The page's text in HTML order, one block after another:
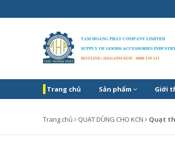
Trang chủ Sản phẩm Giới
Trang chủ QUẠT DÙNG CHO KCN Quạt